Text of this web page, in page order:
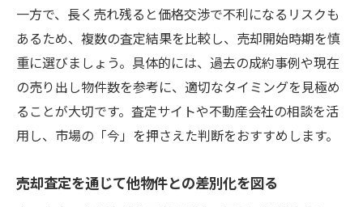
一方で、長く売れ残ると価格交渉で不利になるリスクも
あるため、複数の査定結果を比較し、売却開始時期を慎
重に選びましょう。具体的には、過去の成約事例や現在
の売り出し物件数を参考に、適切なタイミングを見極め
ることが大切です。査定サイトや不動産会社の相談を活
用し、市場の「今」を押さえた判断をおすすめします。
売却査定を通じて他物件との差別化を図る